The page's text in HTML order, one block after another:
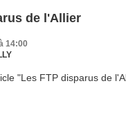
de l'Allier
14:00